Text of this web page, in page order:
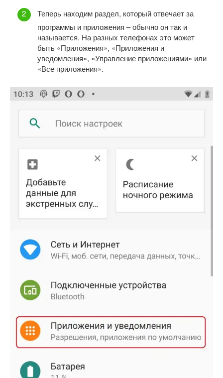
Теперь находим раздел, который отвечает за
программы и приложения – обычно он так и
называется. На разных телефонах это может
быть «Приложения», «Приложения и
уведомления», «Управление приложениями» или
«Все приложения».